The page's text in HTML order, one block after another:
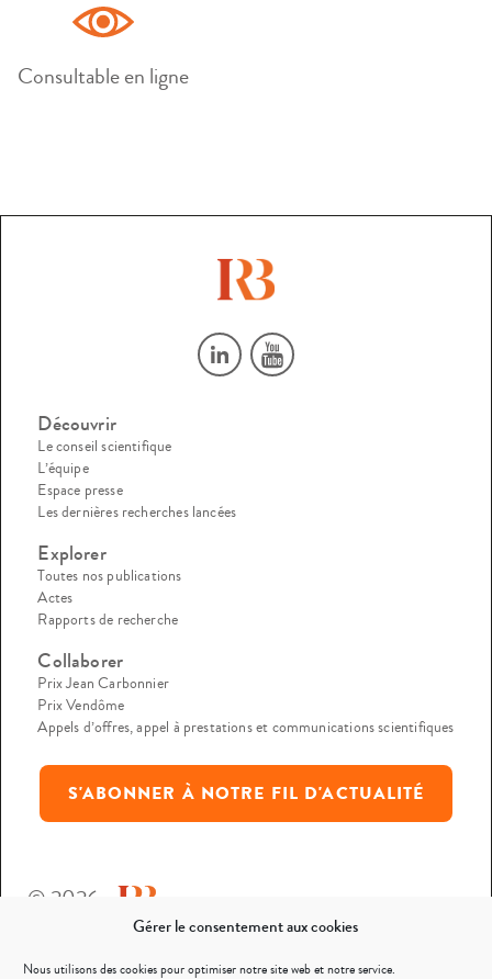
Gérer le consentement aux cookies
Nous utilisons des cookies pour optimiser notre site web et notre service.
Consultable en ligne
Découvrir
Le conseil scientifique
L’équipe
Espace presse
Les dernières recherches lancées
Explorer
Toutes nos publications
Actes
Rapports de recherche
Collaborer
Prix Jean Carbonnier
Prix Vendôme
Appels d’offres, appel à prestations et communications scientifiques
S'ABONNER À NOTRE FIL D'ACTUALITÉ
© 2026